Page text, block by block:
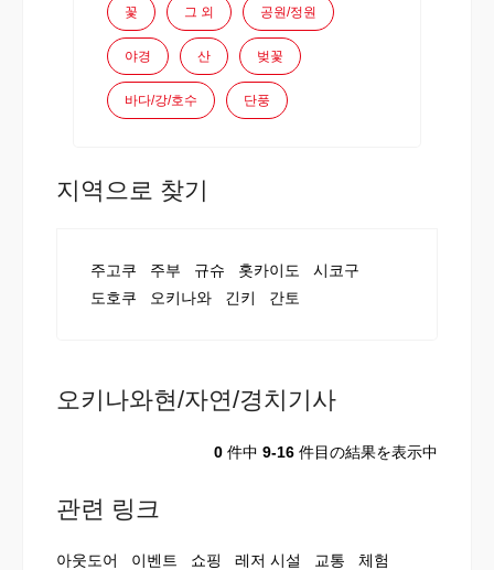
꽃 그 외 공원/정원
야경 산 벚꽃
바다/강/호수 단풍
지역으로 찾기
주고쿠 주부 규슈 홋카이도
시코구
도호쿠
오키나와 긴키 간토
오키나와현/자연/경치기사
0 件中 9-16 件目の結果を表示中
관련 링크
아웃도어 이벤트 쇼핑 레저 시설 교통
체험